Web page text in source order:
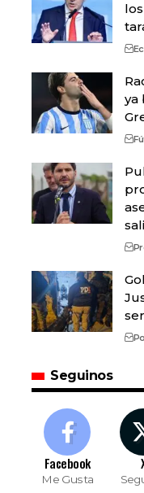
ya
Seguinos
Facebook
Me Gusta